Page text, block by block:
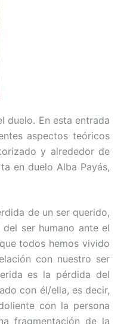
duelo. En esta entrada
aspectos teóricos
y alrededor de
en duelo Alba Payás,
de un ser querido,
ser humano ante el
todos hemos vivido
con nuestro ser
es la pérdida del
con él/ella, es decir,
con la persona
fragmentación de la